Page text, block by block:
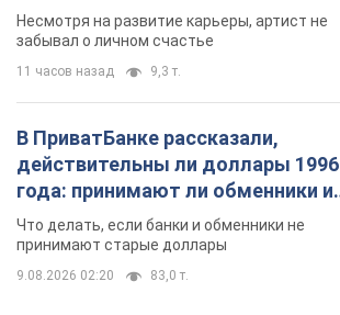
Несмотря на развитие карьеры, артист не
забывал о личном счастье
11 часов назад 9,3 т.
В ПриватБанке рассказали,
действительны ли доллары 1996
года: принимают ли обменники и
банки такие купюры
Что делать, если банки и обменники не
принимают старые доллары
9.08.2026 02:20 83,0 т.